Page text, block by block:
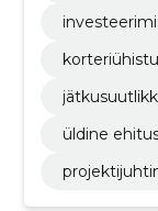
üldine